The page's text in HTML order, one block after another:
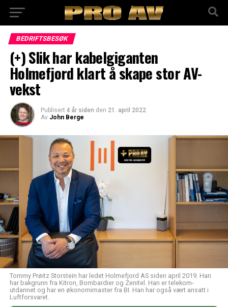
BEDRIFTSBESØK
(+) Slik har kabelgiganten
Holmefjord klart å skape stor AV-
vekst
Publisert 4 år siden den 21. april 2022
Av John Berge
Tommy Prøitz Storstein har ledet Holmefjord AS siden april 2019. Han
har bakgrunn fra Kitron, Bombardier og Zenitel. Han er telekom-
utdannet og har en økonomimaster fra BI. Han har også vært ansatt i
Luftforsvaret.